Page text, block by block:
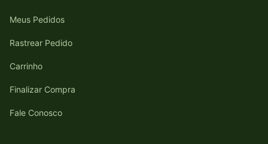
Meus Pedidos
Rastrear Pedido
Carrinho
Finalizar Compra
Fale Conosco